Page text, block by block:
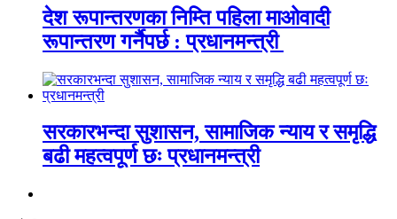
देश रूपान्तरणका निम्ति पहिला माओवादी
रूपान्तरण गर्नैपर्छ : प्रधानमन्त्री
सरकारभन्दा सुशासन, सामाजिक न्याय र समृद्धि
बढी महत्वपूर्ण छः प्रधानमन्त्री